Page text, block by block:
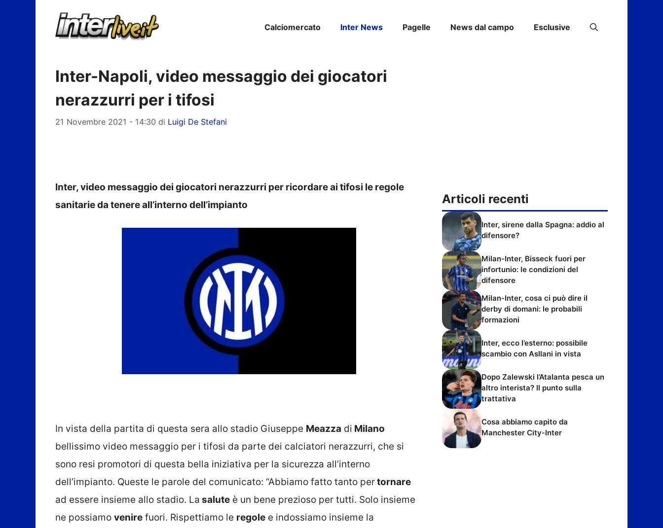
Calciomercato Inter News Pagelle News dal campo Esclusive
Inter-Napoli, video messaggio dei giocatori
nerazzurri per i tifosi
21 Novembre 2021 - 14:30 di Luigi De Stefani
Inter, video messaggio dei giocatori nerazzurri per ricordare ai tifosi le regole
sanitarie da tenere all’interno dell’impianto
In vista della partita di questa sera allo stadio Giuseppe Meazza di Milano
bellissimo video messaggio per i tifosi da parte dei calciatori nerazzurri, che si
sono resi promotori di questa bella iniziativa per la sicurezza all’interno
dell’impianto. Queste le parole del comunicato: “Abbiamo fatto tanto pertornare
ad essere insieme allo stadio. La salute è un bene prezioso per tutti. Solo insieme
ne possiamo venire fuori. Rispettiamo le regole e indossiamo insieme la
Articoli recenti
Inter, sirene dalla Spagna: addio al
difensore?
Milan-Inter, Bisseck fuori per
infortunio: le condizioni del
difensore
Milan-Inter, cosa ci può dire il
derby di domani: le probabili
formazioni
Inter, ecco l’esterno: possibile
scambio con Asllani in vista
Dopo Zalewski l’Atalanta pesca un
altro interista? Il punto sulla
trattativa
Cosa abbiamo capito da
Manchester City-Inter